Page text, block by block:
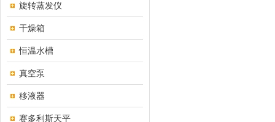
旋转蒸发仪
干燥箱
恒温水槽
真空泵
移液器
赛多利斯天平